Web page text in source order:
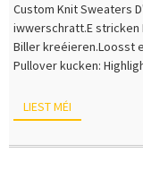
Custom Knit Sweaters
iwwerschratt.E stricken
Biller kreéieren.Loosst
Pullover kucken:
LIEST MÉI